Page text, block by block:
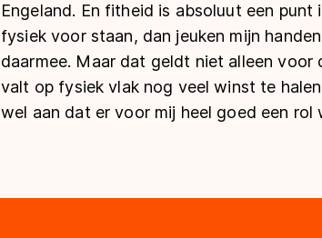
Engeland. En fitheid is absoluut een
fysiek voor staan, dan jeuken mijn
daarmee. Maar dat geldt niet alleen
valt op fysiek vlak nog veel winst te
wel aan dat er voor mij heel goed een rol